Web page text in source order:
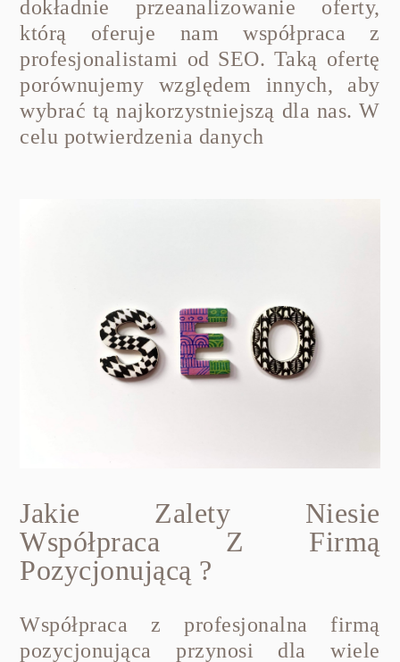
dokładnie przeanalizowanie oferty,
którą oferuje nam współpraca z
profesjonalistami od SEO. Taką ofertę
porównujemy względem innych, aby
wybrać tą najkorzystniejszą dla nas. W
celu potwierdzenia danych
Jakie Zalety Niesie
Współpraca Z Firmą
Pozycjonującą ?
Współpraca z profesjonalna firmą
pozycjonująca przynosi dla wiele